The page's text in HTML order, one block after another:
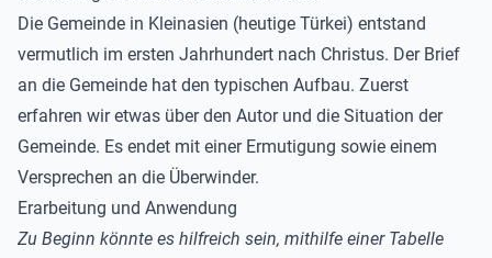
Die Gemeinde in Kleinasien (heutige Türkei) entstand
vermutlich im ersten Jahrhundert nach Christus. Der Brief
an die Gemeinde hat den typischen Aufbau. Zuerst
erfahren wir etwas über den Autor und die Situation der
Gemeinde. Es endet mit einer Ermutigung sowie einem
Versprechen an die Überwinder.
Erarbeitung und Anwendung
Zu Beginn könnte es hilfreich sein, mithilfe einer Tabelle